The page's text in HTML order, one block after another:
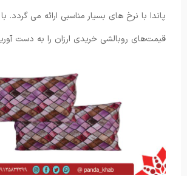
پاندا با نرخ های بسیار مناسبی ارائه می گردد.
قیمت‌های روبالشی خریدی ارزان را به دست